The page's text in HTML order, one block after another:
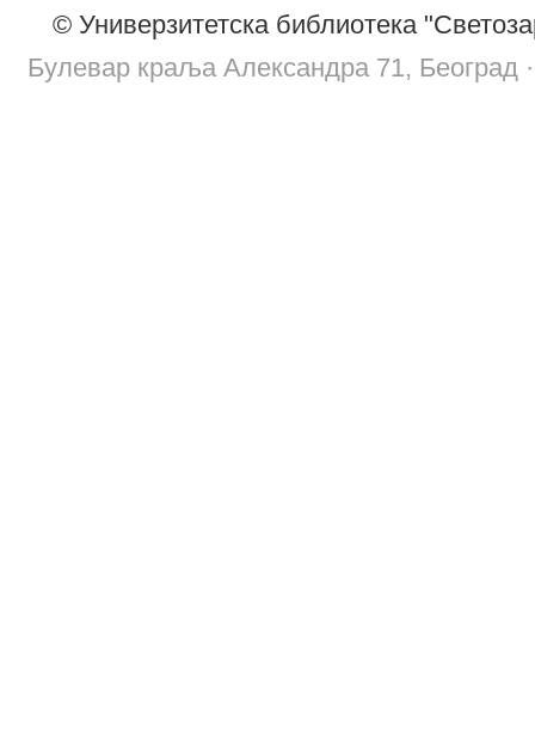
© Универзитетска библиотека
Булевар краља Александра 71, Београд